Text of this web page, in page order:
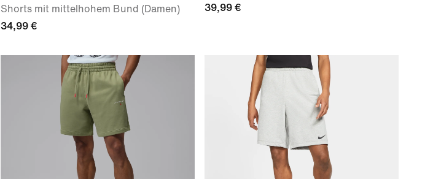
Shorts mit mittelhohem Bund (Damen)
34,99 €
39,99 €